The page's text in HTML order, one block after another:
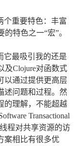
个重要特色：丰富
特色之一“宏”。
它最吸引我的还是
及Clojure对函数式
以通过提供更高层
述问题和过程。然
的理解，不能超越
Transactional
程对共享资源的访
案相比有很多优